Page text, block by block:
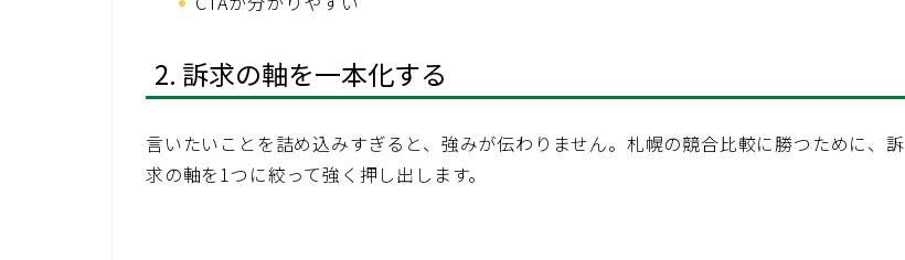
2. 訴求の軸を一本化する
言いたいことを詰め込みすぎると、強みが伝わりません。札幌の競合比較に勝つために、訴
求の軸を1つに絞って強く押し出します。